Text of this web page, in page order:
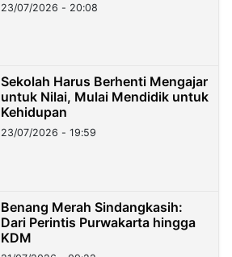
23/07/2026 - 20:08
Sekolah Harus Berhenti Mengajar
untuk Nilai, Mulai Mendidik untuk
Kehidupan
23/07/2026 - 19:59
Benang Merah Sindangkasih:
Dari Perintis Purwakarta hingga
KDM